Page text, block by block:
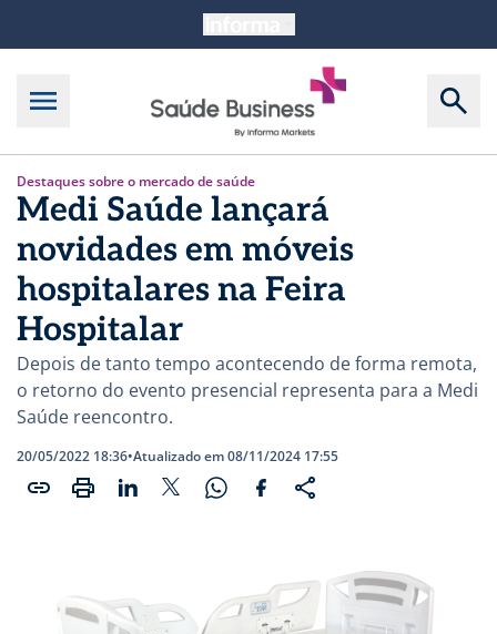
Destaques sobre o mercado de saúde
Medi Saúde lançará
novidades em móveis
hospitalares na Feira
Hospitalar
Depois de tanto tempo acontecendo de forma remota,
o retorno do evento presencial representa para a Medi
Saúde reencontro.
20/05/2022 18:36•Atualizado em 08/11/2024 17:55